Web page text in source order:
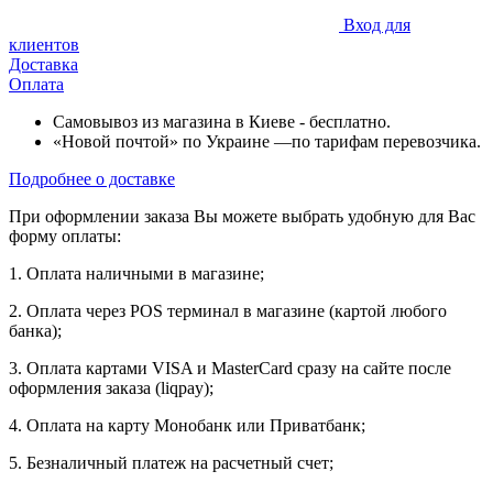
Вход для
клиентов
Доставка
Оплата
Самовывоз из магазина в Киеве - бесплатно.
«Новой почтой» по Украине —по тарифам перевозчика.
Подробнее о доставке
При оформлении заказа Вы можете выбрать удобную для Вас
форму оплаты:
1. Оплата наличными в магазине;
2. Оплата через POS терминал в магазине (картой любого
банка);
3. Оплата картами VISA и MasterCard сразу на сайте после
оформления заказа (liqpay);
4. Оплата на карту Монобанк или Приватбанк;
5. Безналичный платеж на расчетный счет;